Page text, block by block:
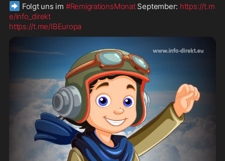
➡️ Folgt uns im #RemigrationsMonat September: https://t.m
e/info_direkt
https://t.me/IBEuropa